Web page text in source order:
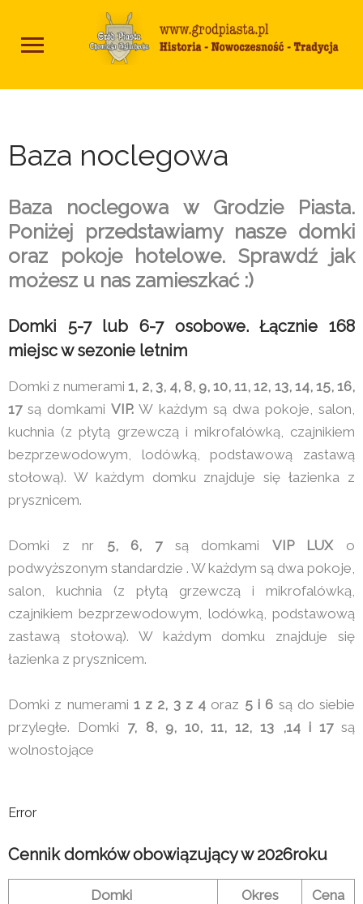
Baza noclegowa
Baza noclegowa w Grodzie Piasta.
Poniżej przedstawiamy nasze domki
oraz pokoje hotelowe. Sprawdź jak
możesz u nas zamieszkać :)
Domki 5-7 lub 6-7 osobowe. Łącznie 168
miejsc w sezonie letnim
Domki z numerami1, 2, 3, 4, 8, 9, 10, 11, 12, 13, 14, 15, 16,
17są domkamiVIP. W każdym są dwa pokoje, salon,
kuchnia (z płytą grzewczą i mikrofalówką, czajnikiem
bezprzewodowym, lodówką, podstawową zastawą
stołową). W każdym domku znajduje się łazienka z
prysznicem.
Domki z nr 5, 6, 7są domkami VIP LUXo
podwyższonym standardzie . W każdym są dwa pokoje,
salon, kuchnia (z płytą grzewczą i mikrofalówką,
czajnikiem bezprzewodowym, lodówką, podstawową
zastawą stołową). W każdym domku znajduje się
łazienka z prysznicem.
Domki z numerami 1 z 2, 3 z 4 oraz 5 i 6 są do siebie
przyległe. Domki 7, 8, 9, 10, 11, 12, 13 ,14 i 17są
wolnostojące
Error
Cennik domków obowiązujący w 2026roku
Domki Okres Cena